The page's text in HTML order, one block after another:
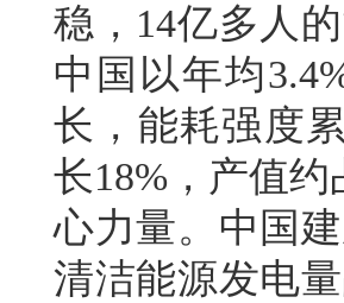
稳，14亿多人
中国以年均
长，能耗强度
长18%，产值
心力量。中国
清洁能源发电